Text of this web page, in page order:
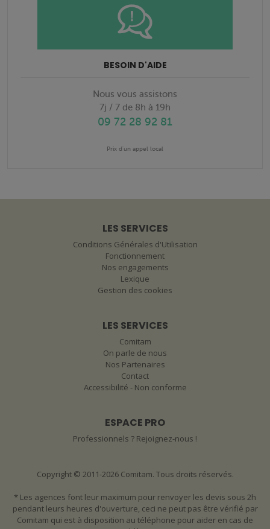
BESOIN D'AIDE
Nous vous assistons
7j / 7 de 8h à 19h
09 72 28 92 81
Prix d'un appel local
LES SERVICES
Conditions Générales d'Utilisation
Fonctionnement
Nos engagements
Lexique
Gestion des cookies
LES SERVICES
Comitam
On parle de nous
Nos Partenaires
Contact
Accessibilité - Non conforme
ESPACE PRO
Professionnels ? Rejoignez-nous !
Copyright © 2011-2026 Comitam. Tous droits réservés.
* Les agences font leur maximum pour renvoyer les devis sous 2h
pendant leurs heures d'ouverture, ceci ne peut pas être vérifié par
Comitam qui est à disposition au téléphone pour aider en cas de